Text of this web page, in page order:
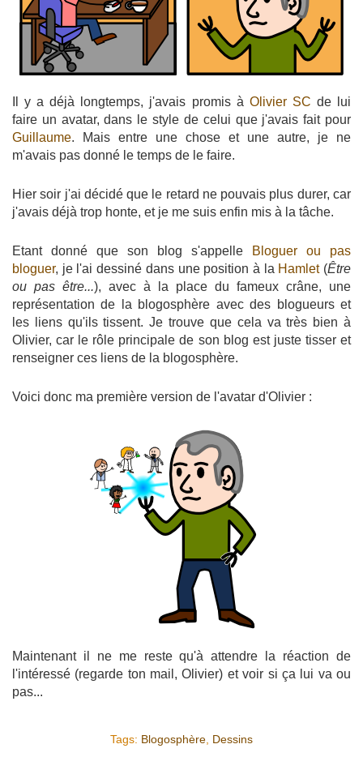
Il y a déjà longtemps, j'avais promis à Olivier SC de lui
faire un avatar, dans le style de celui que j'avais fait pour
Guillaume. Mais entre une chose et une autre, je ne
m'avais pas donné le temps de le faire.
Hier soir j'ai décidé que le retard ne pouvais plus durer, car
j'avais déjà trop honte, et je me suis enfin mis à la tâche.
Etant donné que son blog s'appelle
Bloguer ou pas
bloguer, je l'ai dessiné dans une position à la Hamlet(Être
ou pas être...), avec à la place du fameux crâne, une
représentation de la blogosphère avec des blogueurs et
les liens qu'ils tissent. Je trouve que cela va très bien à
Olivier, car le rôle principale de son blog est juste tisser et
renseigner ces liens de la blogosphère.
Voici donc ma première version de l'avatar d'Olivier :
Maintenant il ne me reste qu'à attendre la réaction de
l'intéressé (regarde ton mail, Olivier) et voir si ça lui va ou
pas...
Tags: Blogosphère Dessins